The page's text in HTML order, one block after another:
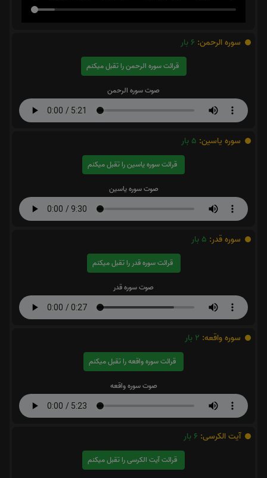
سوره الرحمن: 6 بار
قرائت سوره الرحمن را تقبل میکنم
صوت سوره الرحمن
سوره یاسین: 5 بار
قرائت سوره یاسین را تقبل میکنم
صوت سوره یاسین
سوره قدر: 5 بار
قرائت سوره قدر را تقبل میکنم
صوت سوره قدر
سوره واقعه: 2 بار
قرائت سوره واقعه را تقبل میکنم
صوت سوره واقعه
آیت الکرسی: 6 بار
قرائت آیت الکرسی را تقبل میکنم